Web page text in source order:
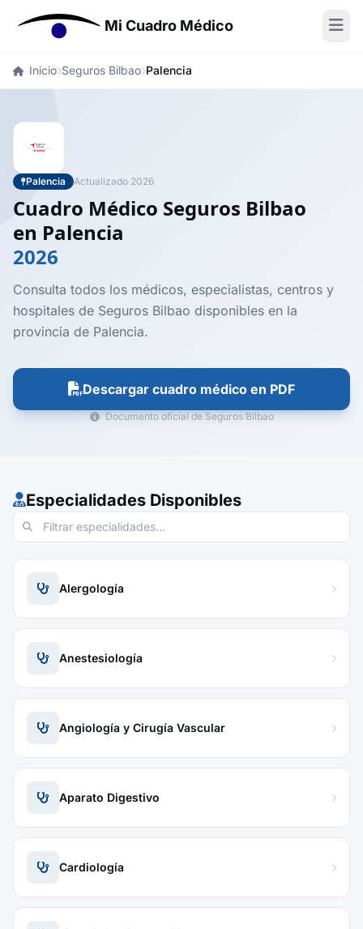
Mi Cuadro Médico
Inicio Seguros Bilbao Palencia
Palencia Actualizado 2026
Cuadro Médico Seguros Bilbao
en Palencia
2026
Consulta todos los médicos, especialistas, centros y
hospitales de Seguros Bilbao disponibles en la
provincia de Palencia.
Descargar cuadro médico en PDF
Documento oficial de Seguros Bilbao
Especialidades Disponibles
Alergología
Anestesiología
Angiología y Cirugía Vascular
Aparato Digestivo
Cardiología